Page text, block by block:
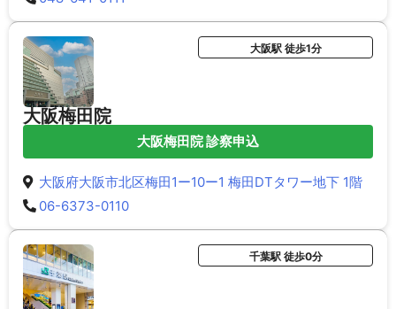
大阪梅田院
大阪駅 徒歩1分
大阪梅田院 診察申込
大阪府大阪市北区梅田1ー10ー1 梅田DTタワー地下 1階
06-6373-0110
千葉駅 徒歩0分